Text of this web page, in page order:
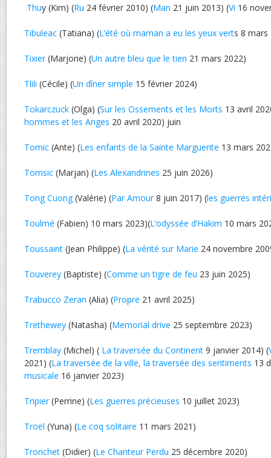
Thuy (Kim) (Ru 24 février 2010) (Man 21 juin 2013) (Vi 16
Tibuleac (Tatiana) (L’été où maman a eu les yeux verts 8 mars
Tixier(Marjorie) (Un autre bleu que le tien 21 mars 2022)
Tlili (Cécile) (Un dîner simple 15 février 2024)
Tokarczuck (Olga) (Sur les Ossements et les Morts 13 avril
hommes et les Anges 20 avril 2020) juin
Tomic (Ante) (Les enfants de la Sainte Marguerite 13 mars
Tomsic (Marjan) (Les Alexandrines 25 juin 2026)
Tong Cuong(Valérie) (Par Amour8 juin 2017) (les guerres
Toulmé (Fabien) 10 mars 2023)(L’odyssée d’Hakim 10 mars
Toussaint (Jean Philippe) (La vérité sur Marie 24 novembre
Touverey (Baptiste) (Comme un tigre de feu 23 juin 2025)
Trabucco Zeran (Alia) (Propre 21 avril 2025)
Trethewey (Natasha) (Memorial drive 25 septembre 2023)
Tremblay (Michel) ( La traversée du Continent 9 janvier 2014) (
2021) (La traversée de la ville, la traversée des sentiments 13
musicale 16 janvier 2023)
Tripier(Perrine) (Les guerres précieuses 10 juillet 2023)
Troël (Yuna) (Le coq solitaire 11 mars 2021)
Tronchet (Didier) (Le Chanteur Perdu 25 décembre 2020)